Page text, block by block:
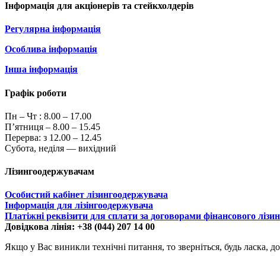
Інформація для акціонерів та стейкхолдерів
Регулярна інформація
Особлива інформація
Інша інформація
Графік роботи
Пн – Чт : 8.00 – 17.00
П’ятниця – 8.00 – 15.45
Перерва: з 12.00 – 12.45
Субота, неділя — вихідний
Лізингоодержувачам
Особистий кабінет лізингоодержувача
Інформація для лізінгоодержувача
Платіжні реквізити для сплати за договорами фінансового
Довідкова лінія: +38 (044) 207 14 00
Якщо у Вас виникли технічні питання, то зверніться, будь ласка,